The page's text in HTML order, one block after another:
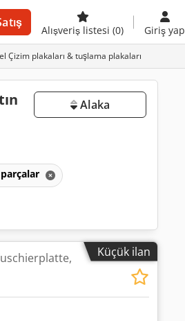
Alışveriş listesi (0) Giriş yap
Çizim plakaları & tuşlama plakaları
Alaka
Küçük ilan